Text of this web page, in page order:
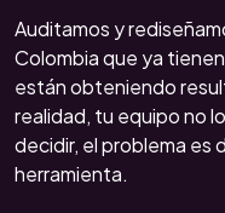
Auditamos y
Colombia que ya
están obteniendo
realidad, tu equipo no
decidir, el problema es
herramienta.